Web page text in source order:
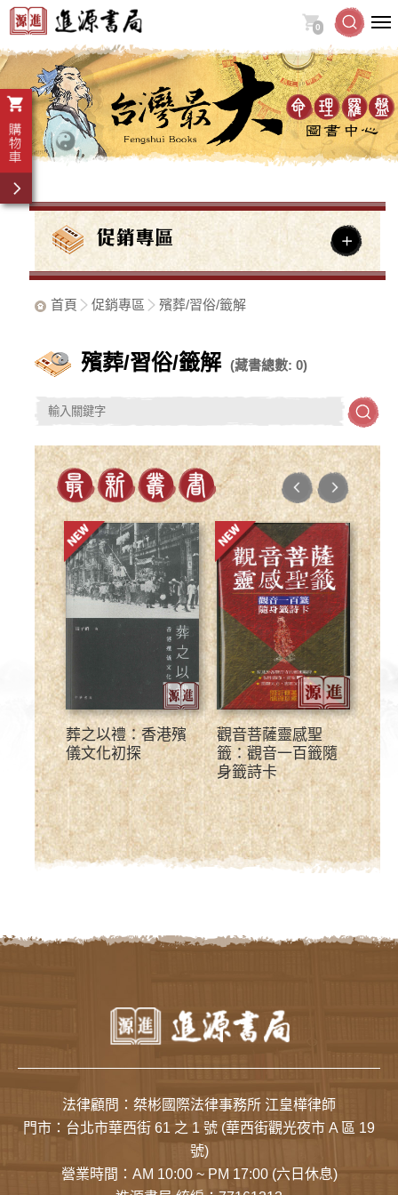
0
首頁 促銷專區 殯葬/習俗/籤解
殯葬/習俗/籤解 (藏書總數: 0)
葬之以禮：香港殯
儀文化初探
觀音菩薩靈感聖
籤：觀音一百籤隨
身籤詩卡
用
生
背
解
身
法律顧問：桀彬國際法律事務所 江皇樺律師
門市： 台北市華西街 61 之 1 號 (華西街觀光夜市 A 區 19
號)
營業時間：AM 10:00 ~ PM 17:00 (六日休息)